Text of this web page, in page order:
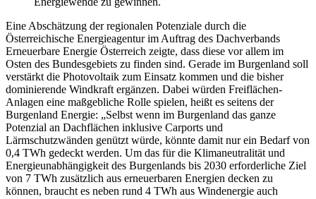
Eine Abschätzung der regionalen Potenziale durch die
Österreichische Energieagentur im Auftrag des Dachverbands
Erneuerbare Energie Österreich zeigte, dass diese vor allem im
Osten des Bundesgebiets zu finden sind. Gerade im Burgenland soll
verstärkt die Photovoltaik zum Einsatz kommen und die bisher
dominierende Windkraft ergänzen. Dabei würden Freiflächen-
Anlagen eine maßgebliche Rolle spielen, heißt es seitens der
Burgenland Energie: „Selbst wenn im Burgenland das ganze
Potenzial an Dachflächen inklusive Carports und
Lärmschutzwänden genützt würde, könnte damit nur ein Bedarf von
0,4 TWh gedeckt werden. Um das für die Klimaneutralität und
Energieunabhängigkeit des Burgenlands bis 2030 erforderliche Ziel
von 7 TWh zusätzlich aus erneuerbaren Energien decken zu
können, braucht es neben rund 4 TWh aus Windenergie auch